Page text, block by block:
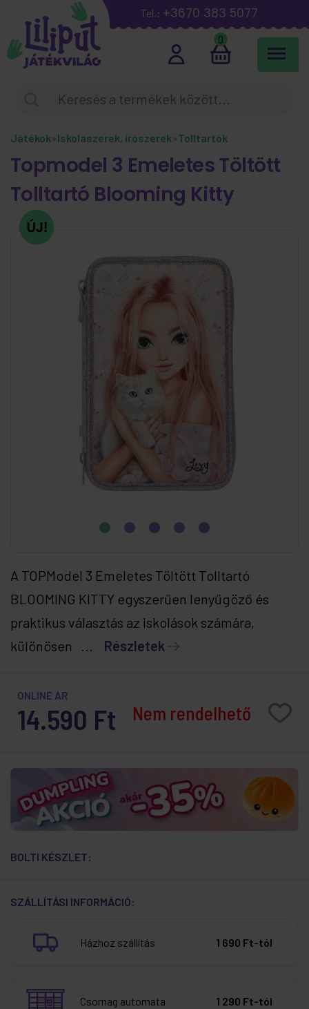
Tel.: +3670 383 5077
0
Játékok»Iskolaszerek, írószerek»Tolltartók
Topmodel 3 Emeletes Töltött
Tolltartó Blooming Kitty
A ⁠TOPModel 3 Emeletes Töltött Tolltartó
BLOOMING KITTY egyszerűen lenyűgöző és
praktikus választás az iskolások számára,
különösen ... Részletek
ONLINE ÁR
14.590 Ft Nem rendelhető
BOLTI KÉSZLET:
SZÁLLÍTÁSI INFORMÁCIÓ:
Házhoz szállítás 1 690 Ft-tól
Csomag automata 1 290 Ft-tól